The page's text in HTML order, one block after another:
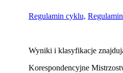
Regulamin cyklu,
Wyniki i klasyfikacje
Korespondencyjne